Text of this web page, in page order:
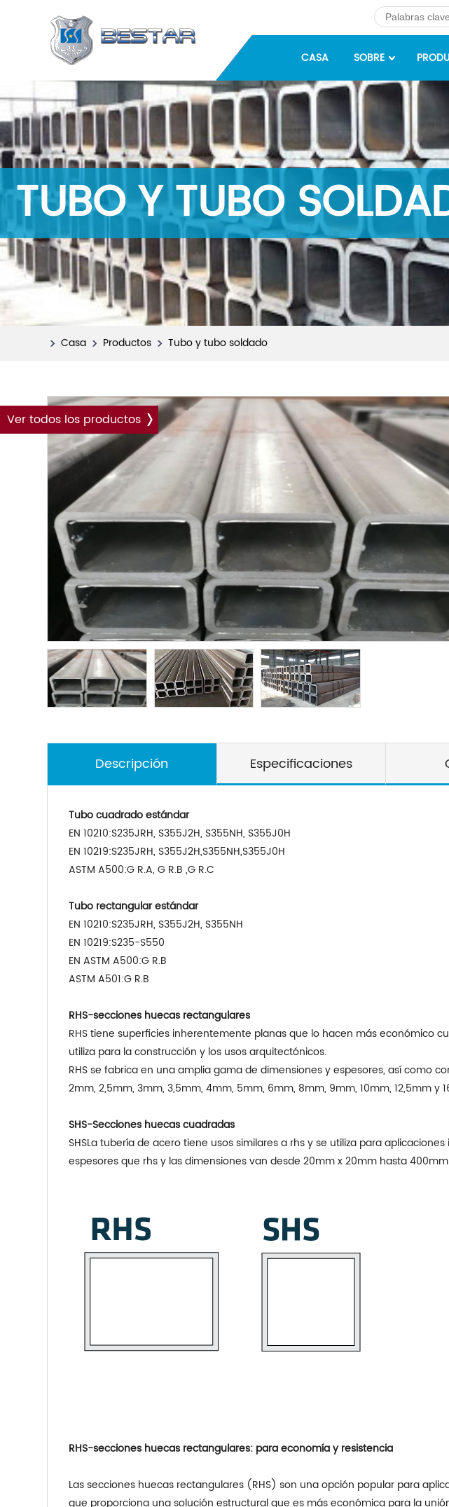
CASA SOBRE
TUBO Y TUBO
Casa Productos Tubo y tubo soldado
Ver todos los productos
Descripción Especificaciones
Tubo cuadrado estándar
EN 10210:S235JRH, S355J2H, S355NH, S355J0H
EN 10219:S235JRH, S355J2H,S355NH,S355J0H
ASTM A500:G R.A, G R.B ,G R.C
Tubo rectangular estándar
EN 10210:S235JRH, S355J2H, S355NH
EN 10219:S235-S550
EN ASTM A500:G R.B
ASTM A501:G R.B
RHS-secciones huecas rectangulares
RHS tiene superficies inherentemente planas que lo hacen más económico
utiliza para la construcción y los usos arquitectónicos.
RHS se fabrica en una amplia gama de dimensiones y espesores, así como
2mm, 2,5mm, 3mm, 3,5mm, 4mm, 5mm, 6mm, 8mm, 9mm, 10mm, 12,5mm
SHS-Secciones huecas cuadradas
SHSLa tubería de acero tiene usos similares a rhs y se utiliza para
espesores que rhs y las dimensiones van desde 20mm x 20mm hasta
RHS-secciones huecas rectangulares: para economía y resistencia
Las secciones huecas rectangulares (RHS) son una opción popular para
que proporciona una solución estructural que es más económica para la